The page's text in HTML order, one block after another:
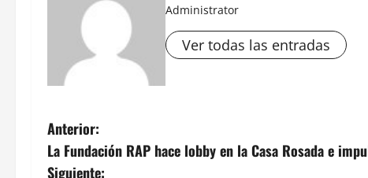
Administrator
Ver todas las entradas
N
a
Anterior:
La Fundación RAP hace lobby en la Casa Rosada e
Siguiente: